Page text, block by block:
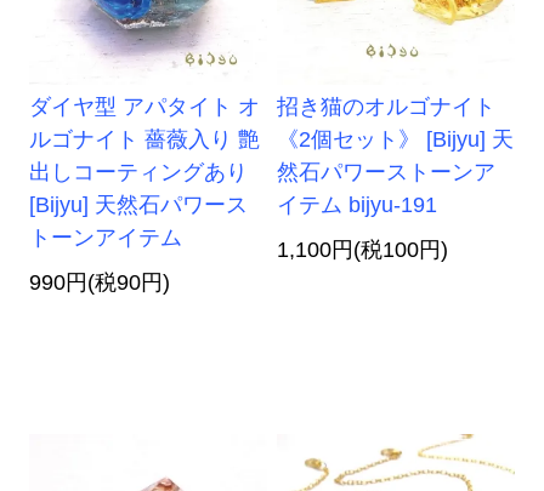
ダイヤ型 アパタイト オ
ルゴナイト 薔薇入り 艶
出しコーティングあり
[Bijyu] 天然石パワース
トーンアイテム
990円(税90円)
招き猫のオルゴナイト
《2個セット》 [Bijyu] 天
然石パワーストーンア
イテム bijyu-191
1,100円(税100円)